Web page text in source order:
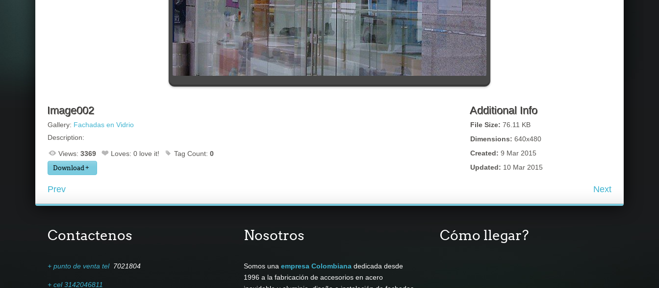
Image002
Gallery: Fachadas en Vidrio
Description:
Views: 3369 Loves: 0 love it! Tag Count: 0
Download
Additional Info
File Size: 76.11 KB
Dimensions: 640x480
Created: 9 Mar 2015
Updated: 10 Mar 2015
Prev Next
Contactenos
+ punto de venta tel 7021804
+ cel 3142046811
Nosotros
Somos una empresa Colombiana dedicada desde
1996 a la fabricación de accesorios en acero
Cómo llegar?